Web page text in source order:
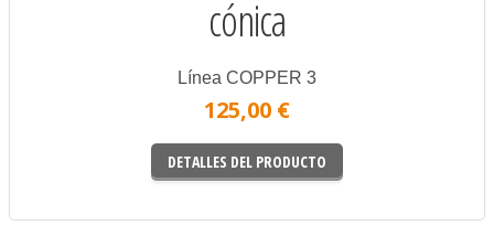
cónica
Línea COPPER 3
125,00 €
DETALLES DEL PRODUCTO